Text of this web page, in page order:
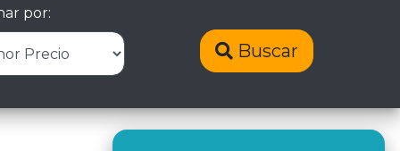
por:
Buscar